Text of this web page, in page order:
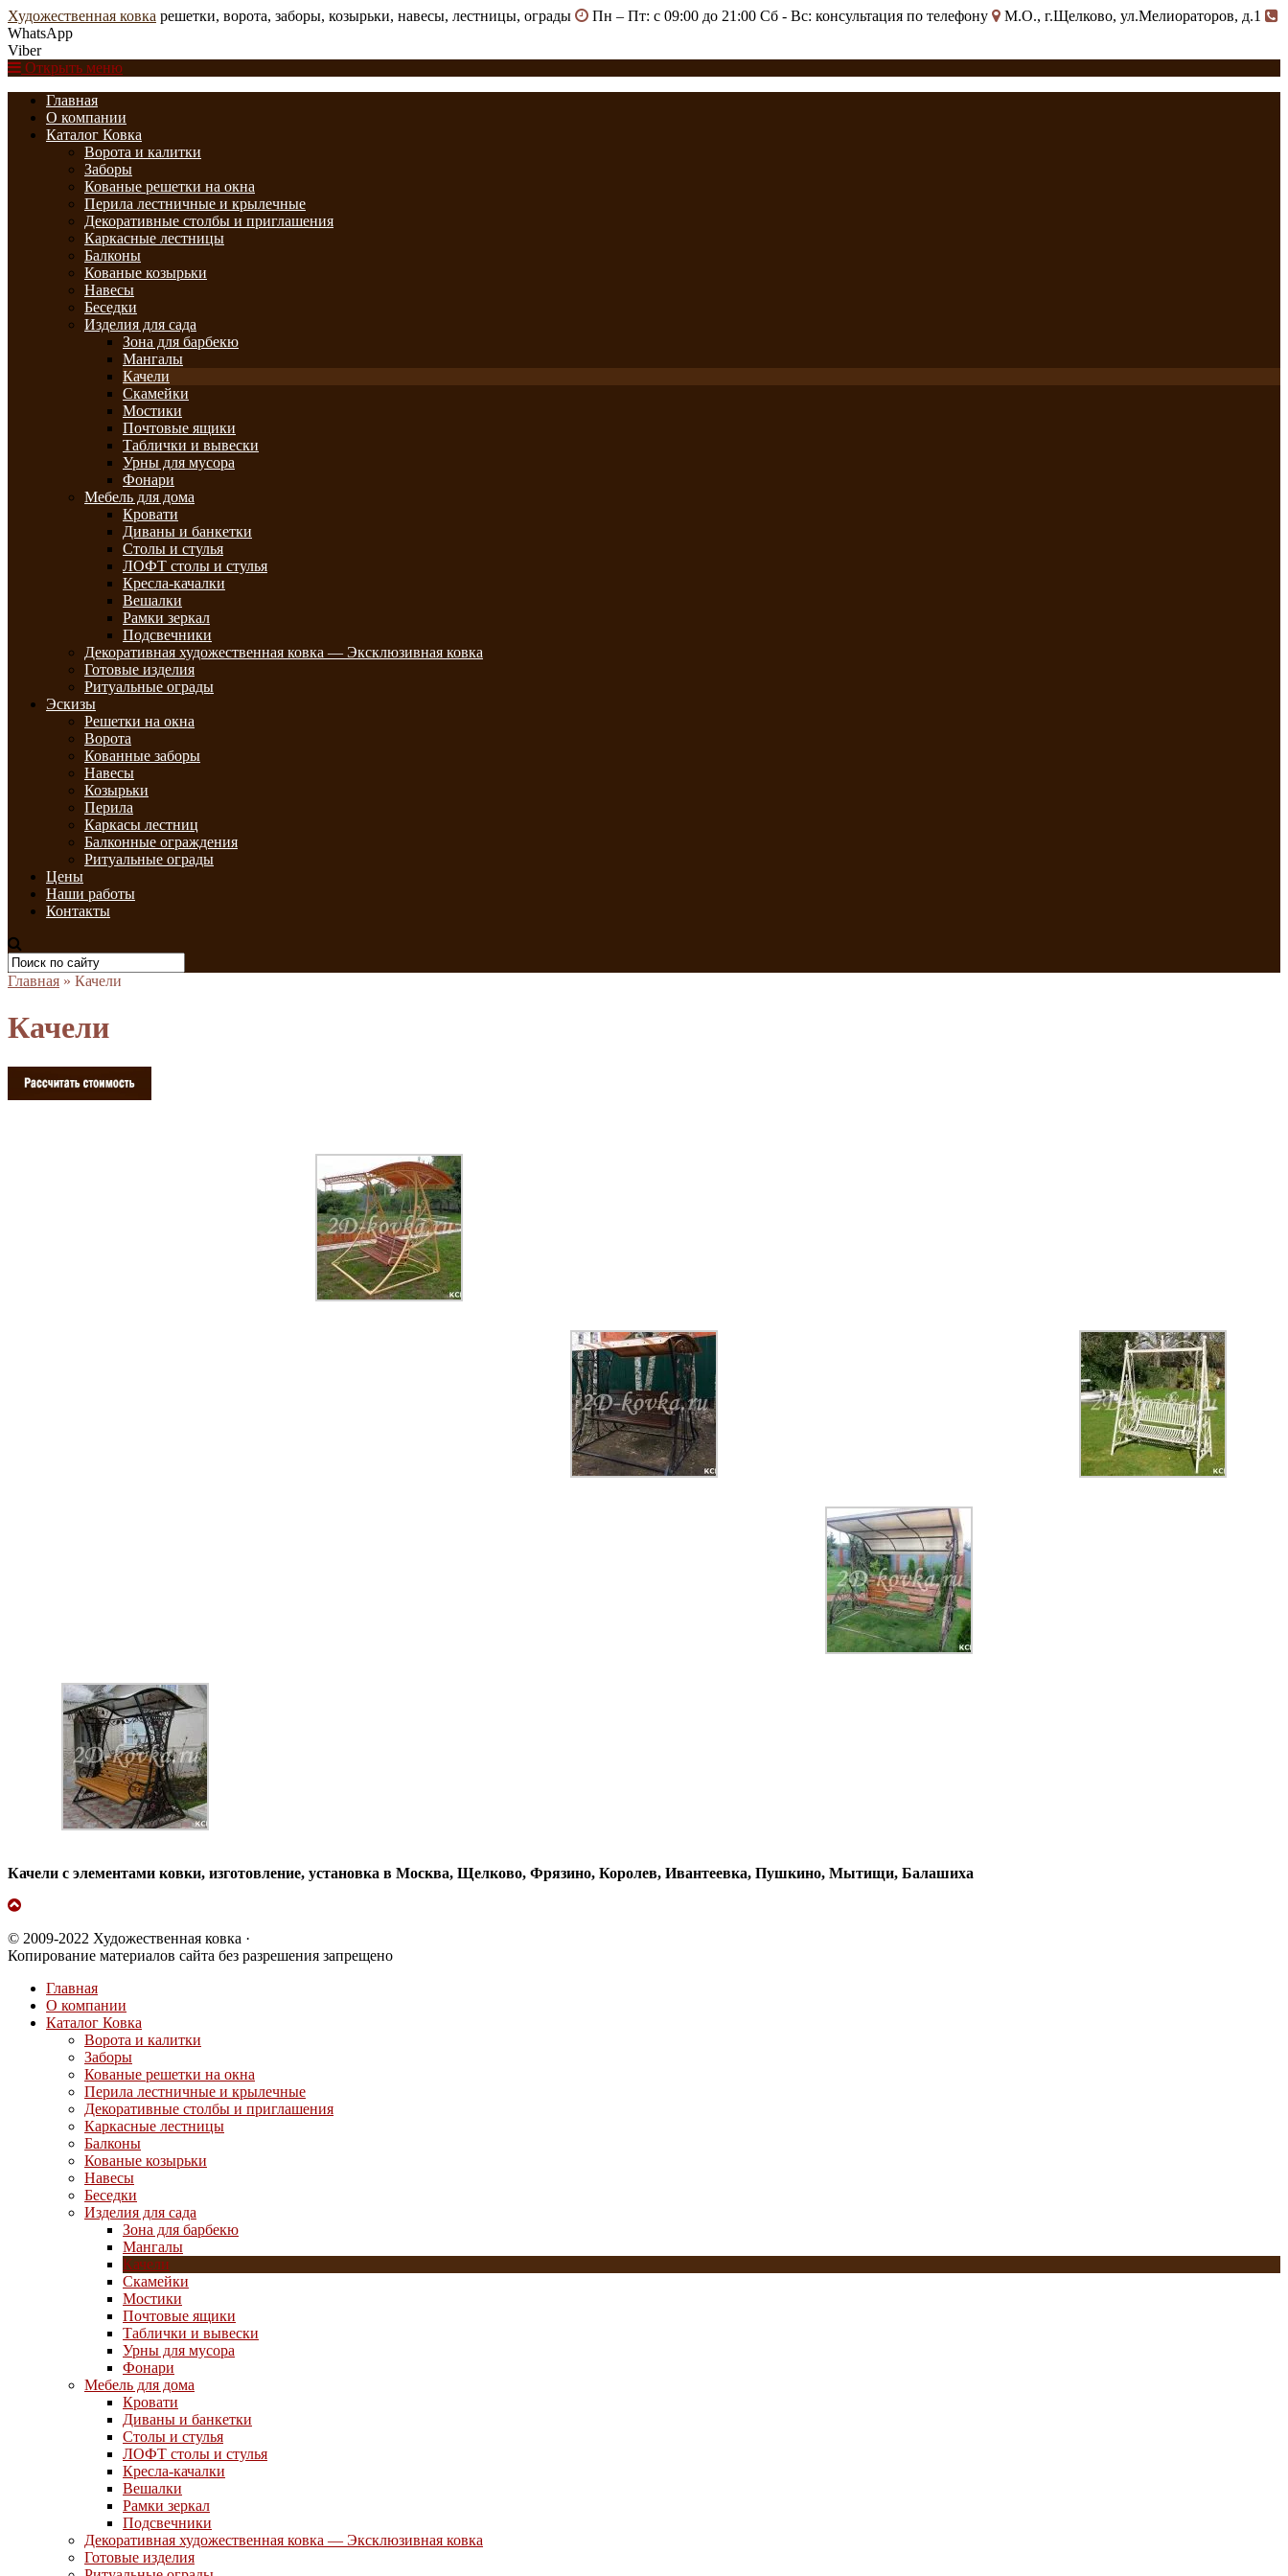
Художественная ковка решетки, ворота, заборы, козырьки, навесы, лестницы, ограды Пн – Пт: с 09:00 до 21:00 Сб - Вс: консультация по телефону
М.О., г.Щелково, ул.Мелиораторов, д.1
WhatsApp
Viber
Открыть меню
Главная
О компании
Каталог Ковка
Ворота и калитки
Заборы
Кованые решетки на окна
Перила лестничные и крылечные
Декоративные столбы и приглашения
Каркасные лестницы
Балконы
Кованые козырьки
Навесы
Беседки
Изделия для сада
Зона для барбекю
Мангалы
Качели
Скамейки
Мостики
Почтовые ящики
Таблички и вывески
Урны для мусора
Фонари
Мебель для дома
Кровати
Диваны и банкетки
Столы и стулья
ЛОФТ столы и стулья
Кресла-качалки
Вешалки
Рамки зеркал
Подсвечники
Декоративная художественная ковка — Эксклюзивная ковка
Готовые изделия
Ритуальные ограды
Эскизы
Решетки на окна
Ворота
Кованные заборы
Навесы
Козырьки
Перила
Каркасы лестниц
Балконные ограждения
Ритуальные ограды
Цены
Наши работы
Контакты
Главная » Качели
Качели
Качели с элементами ковки, изготовление, установка в Москва, Щелково, Фрязино, Королев, Ивантеевка, Пушкино, Мытищи, Балашиха
© 2009-2022 Художественная ковка ·
Копирование материалов сайта без разрешения запрещено
Главная
О компании
Каталог Ковка
Ворота и калитки
Заборы
Кованые решетки на окна
Перила лестничные и крылечные
Декоративные столбы и приглашения
Каркасные лестницы
Балконы
Кованые козырьки
Навесы
Беседки
Изделия для сада
Зона для барбекю
Мангалы
Качели
Скамейки
Мостики
Почтовые ящики
Таблички и вывески
Урны для мусора
Фонари
Мебель для дома
Кровати
Диваны и банкетки
Столы и стулья
ЛОФТ столы и стулья
Кресла-качалки
Вешалки
Рамки зеркал
Подсвечники
Декоративная художественная ковка — Эксклюзивная ковка
Готовые изделия